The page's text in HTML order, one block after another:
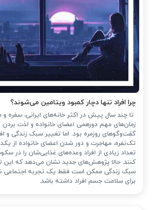
چرا افراد تنها دچار کمبود ویتامین می‌شوند؟
تا چند سال پیش در اکثر خانه‌های ایرانی، سفره و
زمان‌های مهم دورهمی اعضای خانواده و لذت بردن
گفت‌وگوهای روزمره بود. اما تغییر سبک زندگی و
تک‌نفره، مهاجرت و دور شدن اعضای خانواده از
تعداد زیادی از افراد وعده‌های غذایی‌شان را در
کنند. حالا پژوهش‌های جدید نشان می‌دهد که این
سبک زندگی ممکن است فقط یک تجربه اجتماعی
برای سلامت جسم افراد داشته باشد.